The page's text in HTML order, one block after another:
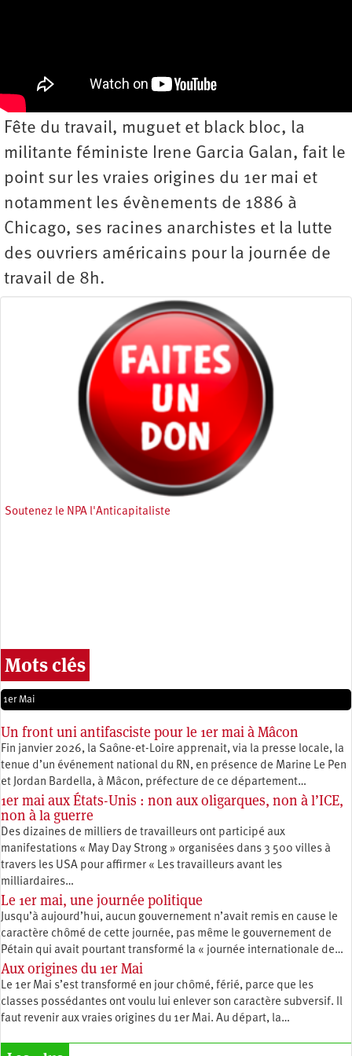
Fête du travail, muguet et black bloc, la
militante féministe Irene Garcia Galan, fait le
point sur les vraies origines du 1er mai et
notamment les évènements de 1886 à
Chicago, ses racines anarchistes et la lutte
des ouvriers américains pour la journée de
travail de 8h.
Soutenez le NPA l'Anticapitaliste
Mots clés
1er Mai
Un front uni antifasciste pour le 1er mai à Mâcon
Fin janvier 2026, la Saône-et-Loire apprenait, via la presse locale, la
tenue d’un événement national du RN, en présence de Marine Le Pen
et Jordan Bardella, à Mâcon, préfecture de ce département…
1er mai aux États-Unis : non aux oligarques, non à l’ICE,
non à la guerre
Des dizaines de milliers de travailleurs ont participé aux
manifestations « May Day Strong » organisées dans 3 500 villes à
travers les USA pour affirmer « Les travailleurs avant les
milliardaires…
Le 1er mai, une journée politique
Jusqu’à aujourd’hui, aucun gouvernement n’avait remis en cause le
caractère chômé de cette journée, pas même le gouvernement de
Pétain qui avait pourtant transformé la « journée internationale de…
Aux origines du 1er Mai
Le 1er Mai s’est transformé en jour chômé, férié, parce que les
classes possédantes ont voulu lui enlever son caractère subversif. Il
faut revenir aux vraies origines du 1er Mai. Au départ, la…